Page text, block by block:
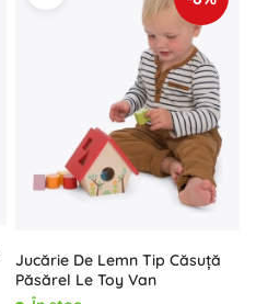
Jucărie De Lemn Tip Căsuță
Păsărel Le Toy Van